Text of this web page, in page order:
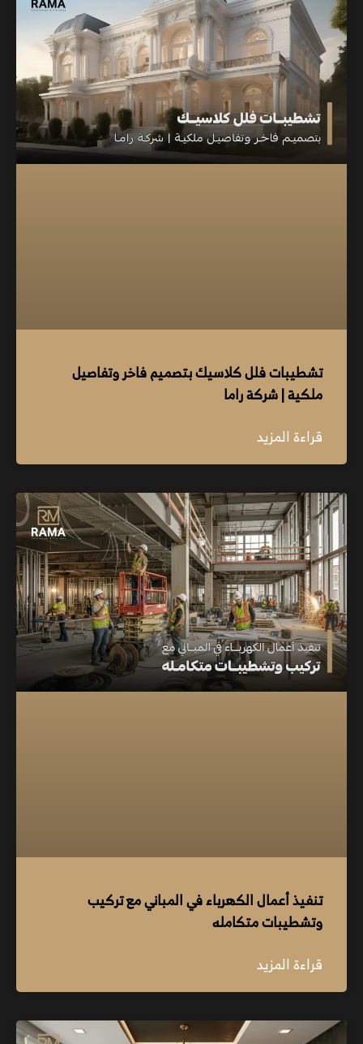
تشطيبات فلل كلاسيك بتصميم فاخر وتفاصيل
ملكية | شركة راما
قراءة المزيد
تنفيذ أعمال الكهرباء في المباني مع تركيب
وتشطيبات متكامله
قراءة المزيد